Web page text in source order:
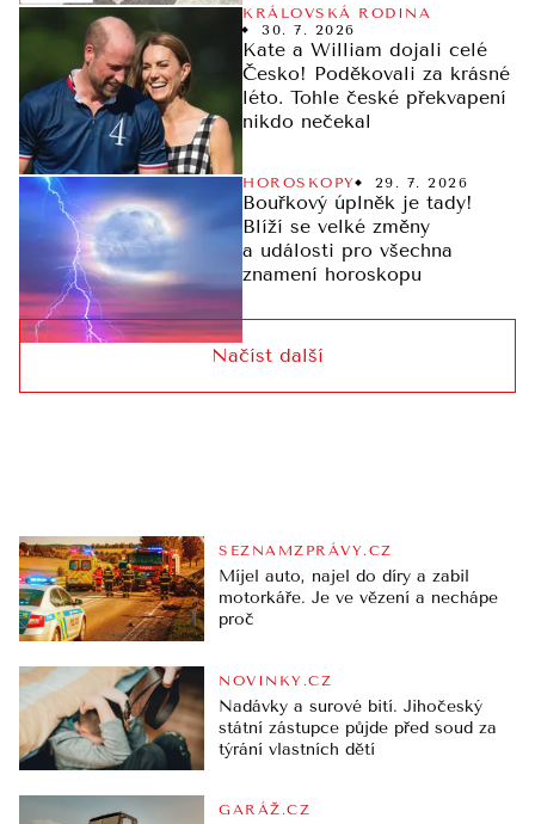
KRÁLOVSKÁ RODINA
30. 7. 2026
Kate a William dojali celé
Česko! Poděkovali za krásné
léto. Tohle české překvapení
nikdo nečekal
HOROSKOPY 29. 7. 2026
Bouřkový úplněk je tady!
Blíží se velké změny
a události pro všechna
znamení horoskopu
Načíst další
SEZNAMZPRÁVY.CZ
Míjel auto, najel do díry a zabil
motorkáře. Je ve vězení a nechápe
proč
NOVINKY.CZ
Nadávky a surové bití. Jihočeský
státní zástupce půjde před soud za
týrání vlastních dětí
GARÁŽ.CZ